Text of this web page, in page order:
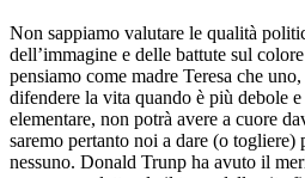
Non sappiamo valutare le qualità
dell’immagine e delle battute sul
pensiamo come madre Teresa che
difendere la vita quando è più debole
elementare, non potrà avere a cuore
saremo pertanto noi a dare (o togliere)
nessuno. Donald Trunp ha avuto il